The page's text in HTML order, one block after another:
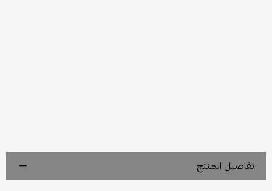
تفاصيل المنتج